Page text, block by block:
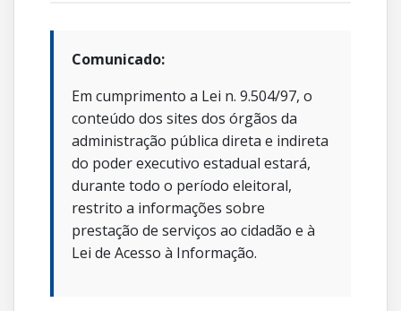
Comunicado:
Em cumprimento a Lei n. 9.504/97, o
conteúdo dos sites dos órgãos da
administração pública direta e indireta
do poder executivo estadual estará,
durante todo o período eleitoral,
restrito a informações sobre
prestação de serviços ao cidadão e à
Lei de Acesso à Informação.